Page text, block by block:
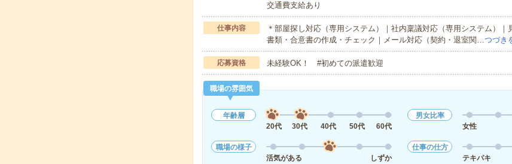
交通費支給あり
仕事内容
＊部屋探し対応（専用システム）｜社内稟議対応（専用システム）｜
書類・合意書の作成・チェック｜メール対応（契約・退室関…つづき
応募資格 未経験OK！ #初めての派遣歓迎
職場の雰囲気
年齢層
20代
30代 40代 50代 60代
男女比率
女性
職場の様子
活気がある
しずか
仕事の仕方
テキパキ